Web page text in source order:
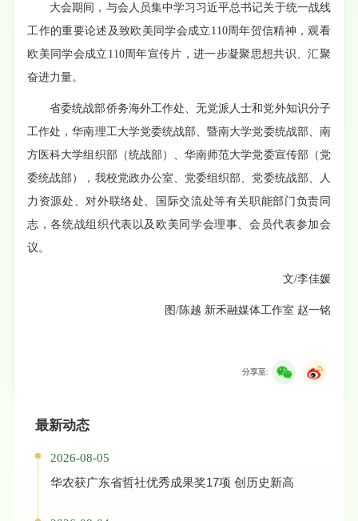
大会期间，与会人员集中学习习近平总书记关于统一战线
工作的重要论述及致欧美同学会成立110周年贺信精神，观看
欧美同学会成立110周年宣传片，进一步凝聚思想共识、汇聚
奋进力量。
省委统战部侨务海外工作处、无党派人士和党外知识分子
工作处，华南理工大学党委统战部、暨南大学党委统战部、南
方医科大学组织部（统战部）、华南师范大学党委宣传部（党
委统战部），我校党政办公室、党委组织部、党委统战部、人
力资源处、对外联络处、国际交流处等有关职能部门负责同
志，各统战组织代表以及欧美同学会理事、会员代表参加会
议。
文/李佳媛
图/陈越 新禾融媒体工作室 赵一铭
分享至:
最新动态
2026-08-05
华农获广东省哲社优秀成果奖17项 创历史新高